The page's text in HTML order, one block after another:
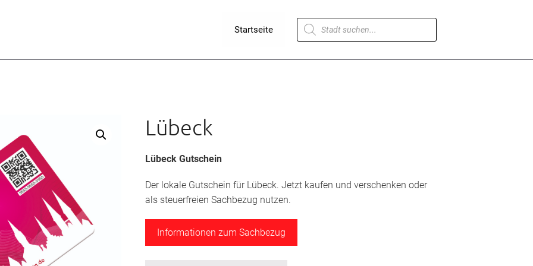
Startseite
Products
search
Lübeck
Lübeck Gutschein
Der lokale Gutschein für Lübeck. Jetzt kaufen und verschenken oder
als steuerfreien Sachbezug nutzen.
Informationen zum Sachbezug